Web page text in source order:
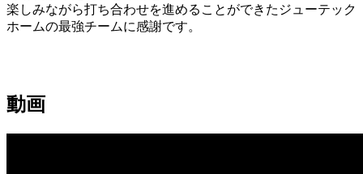
楽しみながら打ち合わせを進めることができたジューテック
ホームの最強チームに感謝です。
動画